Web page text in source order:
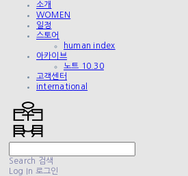
소개
WOMEN
일정
스토어
human index
아카이브
노트 10.30
고객센터
international
Search 검색
Log In 로그인